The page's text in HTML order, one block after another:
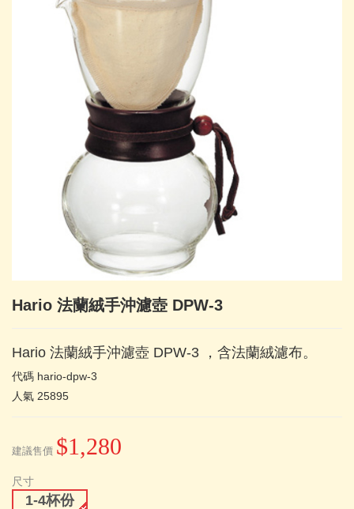
Hario 法蘭絨手沖濾壺 DPW-3
Hario 法蘭絨手沖濾壺 DPW-3 ，含法蘭絨濾布。
代碼 hario-dpw-3
人氣 25895
建議售價 $1,280
尺寸
1-4杯份